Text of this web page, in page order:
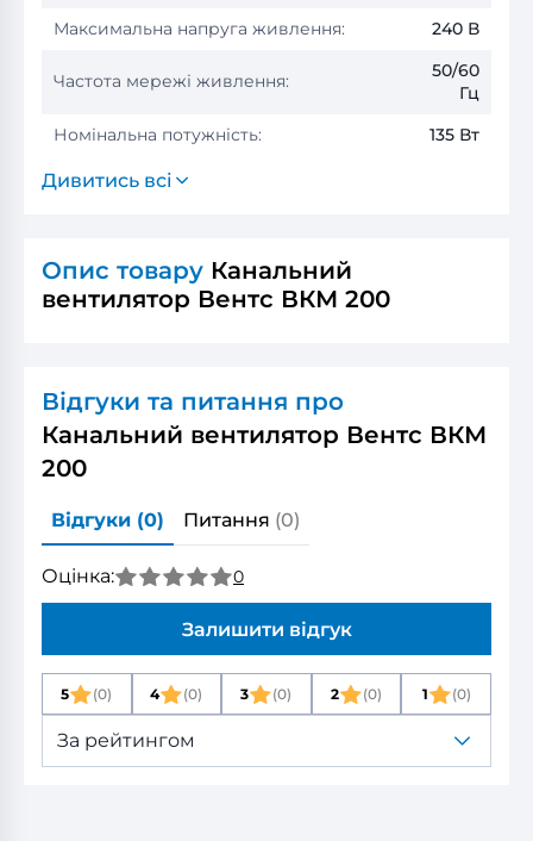
Максимальна напруга живлення:
240 В
Частота мережі живлення:
50/60
Гц
Номінальна потужність:
135 Вт
Дивитись всі
Опис товару Канальний
вентилятор Вентс ВКМ 200
Відгуки та питання про
Канальний вентилятор Вентс ВКМ
200
Відгуки (0) Питання (0)
Оцінка: 0
Залишити відгук
5 (0) 4 (0) 3 (0) 2 (0) 1 (0)
За рейтингом